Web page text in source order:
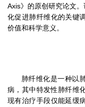
Axis》 的原创研究论文
化促进肺纤维化的关键
价值和科学意义。
肺纤维化是一种以
病，其中特发性肺纤维
现有治疗手段仅能延缓